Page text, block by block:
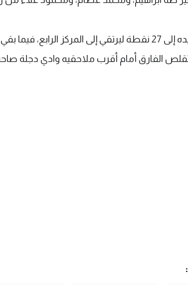
ورفع أبو قير رصيده إلى 27 نقطة ليرتقي إلى المركز